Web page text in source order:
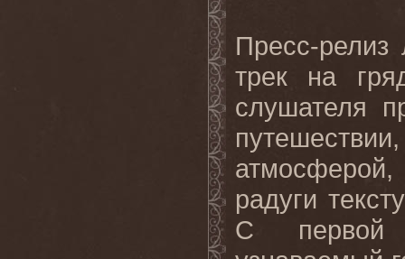
Пресс-релиз
трек на
слушателя
радуги
С первой